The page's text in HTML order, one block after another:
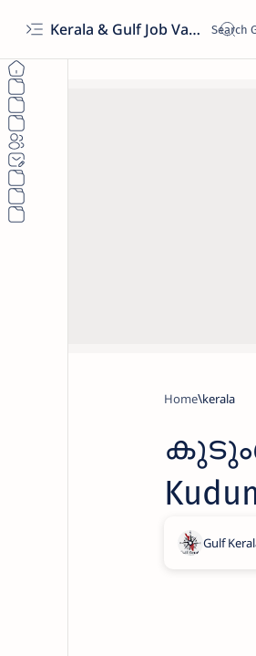
Kerala & Gulf Job Vacancies 2026 | Latest Govt & Private Jobs
Home kerala